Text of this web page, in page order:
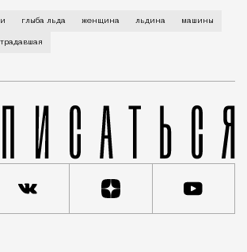
на проезжую часть с крыши
глыба льда женщина льдина машины